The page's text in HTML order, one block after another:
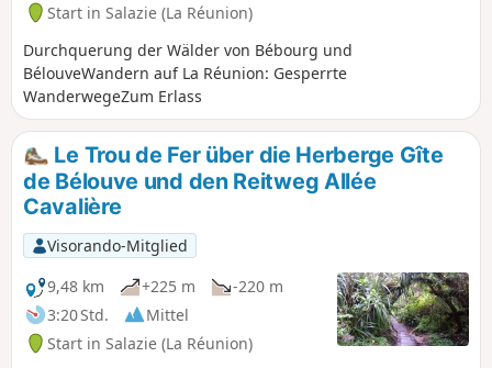
Start in Salazie (La Réunion)
Durchquerung der Wälder von Bébourg und
BélouveWandern auf La Réunion: Gesperrte
WanderwegeZum Erlass
Le Trou de Fer über die Herberge Gîte
de Bélouve und den Reitweg Allée
Cavalière
Visorando-Mitglied
9,48 km
+225 m
-220 m
3:20 Std.
Mittel
Start in Salazie (La Réunion)